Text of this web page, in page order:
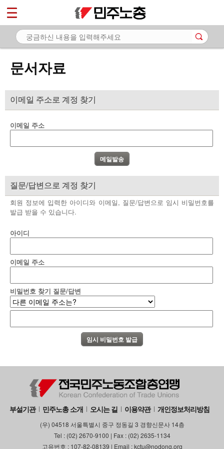
문서자료
이메일 주소로 계정 찾기
이메일 주소
질문/답변으로 계정 찾기
회원 정보에 입력한 아이디와 이메일, 질문/답변으로 임시 비밀번호를
발급 받을 수 있습니다.
아이디
이메일 주소
비밀번호 찾기 질문/답변
부설기관 민주노총 소개 오시는 길 이용약관 개인정보처리방침
(우) 04518 서울특별시 중구 정동길 3 경향신문사 14층
Tel : (02) 2670-9100 | Fax : (02) 2635-1134
고유번호 : 107-82-08139 | Email : kctu@nodong.org
마이페이지
소개
노동상담
자료
- 카드뉴스
부설기관